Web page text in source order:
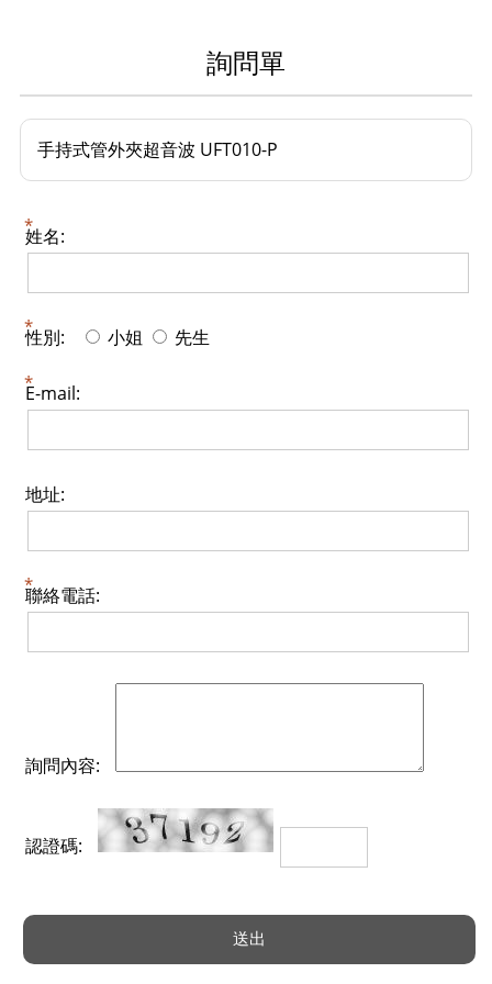
詢問單
手持式管外夾超音波 UFT010-P
姓名:
性別: 小姐 先生
E-mail:
地址:
聯絡電話:
詢問內容:
認證碼: